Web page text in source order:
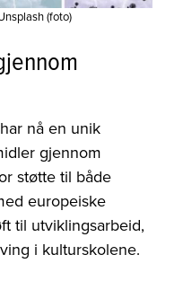
(foto)
nå en unik
gjennom
støtte til både
europeiske
til utviklingsarbeid,
i kulturskolene.